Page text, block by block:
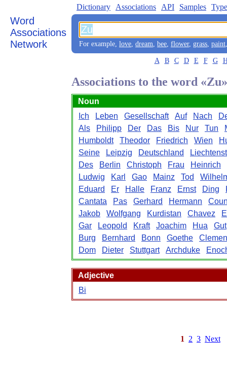
Word
Associations
Network
Dictionary Associations API Samples
For example, love, dream, bee, flower, grass, paint
A B C D E F G
Associations to the word «Zu»
Noun
Ich
Leben Gesellschaft Auf Nach
Als
Philipp Der Das Bis Nur Tun
Humboldt
Theodor Friedrich Wien
Seine
Leipzig Deutschland
Des
Berlin Christoph Frau
Heinrich
Ludwig
Karl Gao Mainz Tod
Eduard
Er Halle Franz Ernst Ding
Cantata
Pas Gerhard Hermann
Jakob
Wolfgang Kurdistan Chavez
Gar
Leopold Kraft Joachim Hua
Gut
Burg
Bernhard Bonn Goethe
Dom
Dieter Stuttgart Archduke
Adjective
Bi
1 2 3 Next